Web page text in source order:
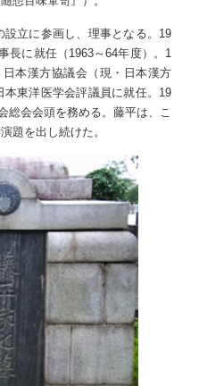
設立に参画し、理事となる。19
長に就任（1963～64年度）。1
本漢方協議会（現・日本漢方
東洋医学会評議員に就任。19
総会会頭を務める。藤平は、こ
題を出し続けた。